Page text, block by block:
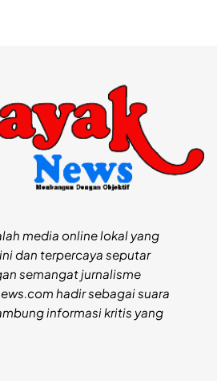
media online lokal yang
dan terpercaya seputar
semangat jurnalisme
hadir sebagai suara
informasi kritis yang